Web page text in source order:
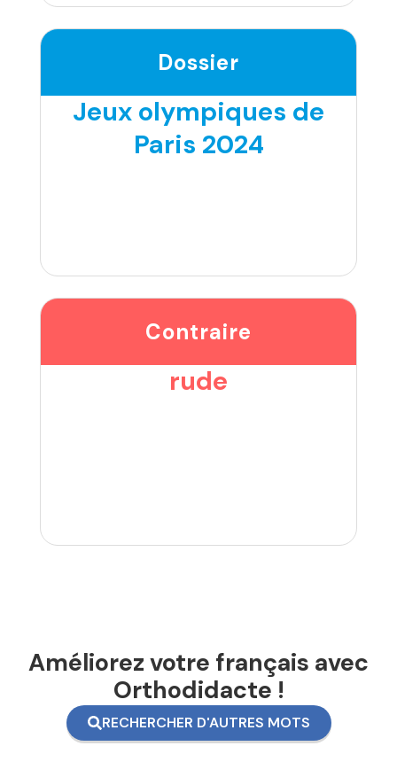
Dossier
Jeux olympiques de
Paris 2024
Contraire
rude
Améliorez votre français avec
Orthodidacte !
RECHERCHER D'AUTRES MOTS